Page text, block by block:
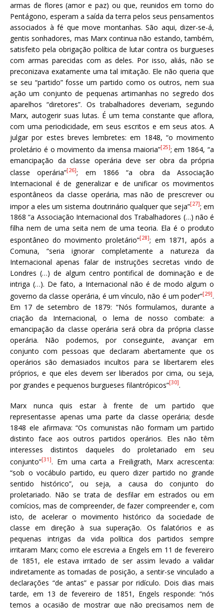
armas de flores (amor e paz) ou que, reunidos em torno do
Pentágono, esperam a saída da terra pelos seus pensamentos
associados à fé que move montanhas. São aqui, dizer-se-á,
gentis sonhadores, mas Marx continua não estando, também,
satisfeito pela obrigação política de lutar contra os burgueses
com armas parecidas com as deles. Por isso, aliás, não se
preconizava exatamente uma tal imitação. Ele não queria que
se seu “partido” fosse um partido como os outros, nem sua
ação um conjunto de pequenas artimanhas no segredo dos
aparelhos “diretores”. Os trabalhadores deveriam, segundo
Marx, autogerir suas lutas. É um tema constante que aflora,
com uma periodicidade, em seus escritos e em seus atos. A
julgar por estes breves lembretes: em 1848, “o movimento
proletário é o movimento da imensa maioria”[25]; em 1864, “a
emancipação da classe operária deve ser obra da própria
classe operária”[26]; em 1866 “a obra da Associação
Internacional é de generalizar e de unificar os movimentos
espontâneos da classe operária, mas não de prescrever ou
impor a eles um sistema doutrinário qualquer que seja”[27]; em
1868 “a Associação Internacional dos Trabalhadores (…) não é
filha nem de uma seita nem de uma teoria. Ela é o produto
espontâneo do movimento proletário”[28]; em 1871, após a
Comuna, “seria ignorar completamente a natureza da
Internacional apenas falar de instruções secretas vindo de
Londres (…) de algum centro pontifical de dominação e de
intriga (…). De fato, a Internacional não é de modo algum o
governo da classe operária, é um vínculo, não é um poder”[29].
Em 17 de setembro de 1879: “Nós formulamos, durante a
criação da Internacional, o lema de nosso combate: a
emancipação da classe operária será obra da própria classe
operária. Não podemos, por conseguinte, avançar em
conjunto com pessoas que declaram abertamente que os
operários são demasiados incultos para se libertarem eles
próprios, e que eles devem ser liberados por cima, ou seja,
por grandes e pequenos burgueses filantrópicos”[30].
Marx nunca quis estar à frente de um partido que
representasse apenas uma parte da classe operária; desde
1848 ele afirmava: “Os comunistas não formam um partido
distinto face aos outros partidos operários. Eles não têm
interesses distintos daqueles do proletariado em seu
conjunto”[31]. Em uma carta a Freiligrath, Marx acrescenta:
“sob o vocábulo partido, eu quero dizer partido no grande
sentido histórico”, ou seja, a causa do conjunto do
proletariado. Não se trata de desfilar em estrados ou em
comícios, mas de compreender, de fazer compreender e, com
isto, de acelerar o movimento histórico da sociedade de
classe em direção à sua superação. Os falatórios e as
pequenas intrigas da vida política dos partidos sempre
irritaram Marx; como ele escrevia a Engels em 11 de fevereiro
de 1851, ele estava irritado de ser assim levado a validar
indiretamente as tomadas de posição, a sentir-se vinculado a
declarações “de antas” e passar por ridículo. Dois dias mais
tarde, em 13 de fevereiro de 1851, Engels responde: “nós
temos a ocasião de mostrar que não precisamos nem de